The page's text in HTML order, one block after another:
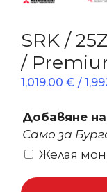
SRK /
/
1,019.00 € /
Добавяне
Само за
Желая